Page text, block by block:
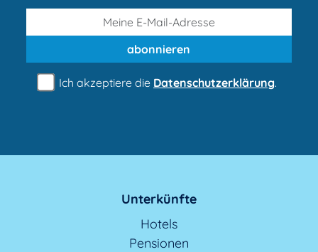
abonnieren
Ich akzeptiere die Datenschutzerklärung.
Unterkünfte
Hotels
Pensionen